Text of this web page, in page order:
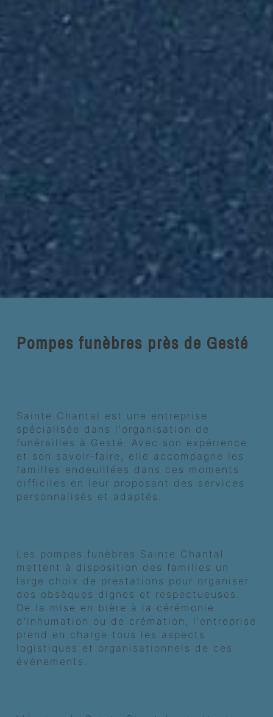
Pompes funèbres près de Gesté
Sainte Chantal est une entreprise
spécialisée dans l'organisation de
funérailles à Gesté. Avec son expérience
et son savoir-faire, elle accompagne les
familles endeuillées dans ces moments
difficiles en leur proposant des services
personnalisés et adaptés.
Les pompes funèbres Sainte Chantal
mettent à disposition des familles un
large choix de prestations pour organiser
des obsèques dignes et respectueuses.
De la mise en bière à la cérémonie
d'inhumation ou de crémation, l'entreprise
prend en charge tous les aspects
logistiques et organisationnels de ces
événements.